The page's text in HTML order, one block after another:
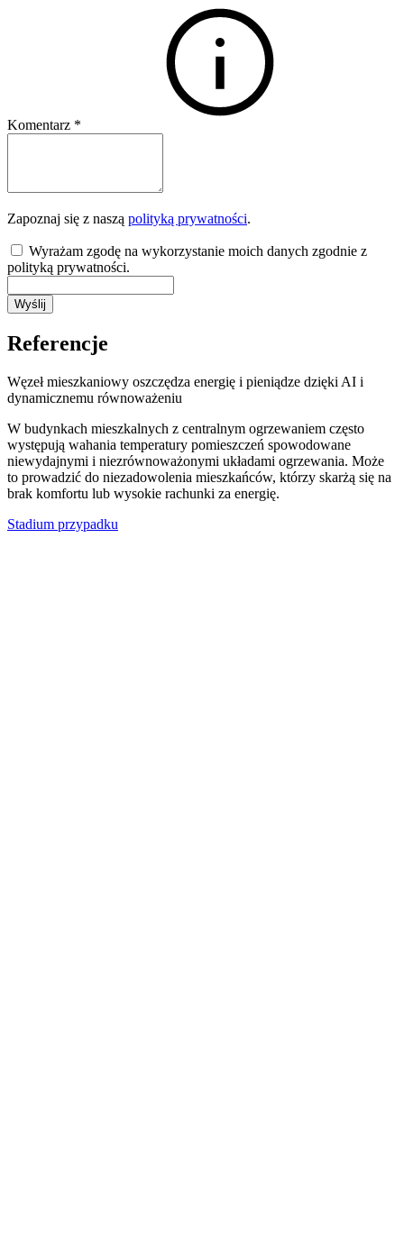
Komentarz *
Zapoznaj się z naszą polityką prywatności.
Wyrażam zgodę na wykorzystanie moich danych zgodnie z
polityką prywatności.
Wyślij
Referencje
Węzeł mieszkaniowy oszczędza energię i pieniądze dzięki AI i
dynamicznemu równoważeniu
W budynkach mieszkalnych z centralnym ogrzewaniem często
występują wahania temperatury pomieszczeń spowodowane
niewydajnymi i niezrównoważonymi układami ogrzewania. Może
to prowadzić do niezadowolenia mieszkańców, którzy skarżą się na
brak komfortu lub wysokie rachunki za energię.
Stadium przypadku